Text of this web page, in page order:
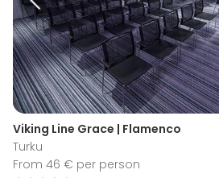
Viking Line Grace | Flamenco
Turku
From 46 € per person